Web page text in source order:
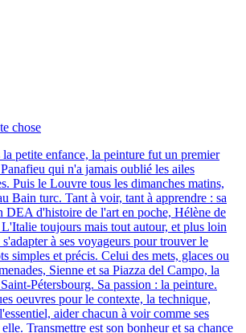
chose
petite enfance, la peinture fut un premier
qui n'a jamais oublié les ailes
Puis le Louvre tous les dimanches matins,
Bain turc. Tant à voir, tant à apprendre : sa
DEA d'histoire de l'art en poche, Hélène de
toujours mais tout autour, et plus loin
à ses voyageurs pour trouver le
simples et précis. Celui des mets, glaces ou
Sienne et sa Piazza del Campo, la
Pétersbourg. Sa passion : la peinture.
oeuvres pour le contexte, la technique,
aider chacun à voir comme ses
Transmettre est son bonheur et sa chance